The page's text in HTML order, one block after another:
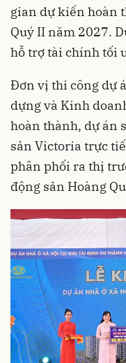
gian dự kiến hoàn
Quý II năm 2027.
hỗ trợ tài chính tối
Đơn vị thi công dự
dựng và Kinh
hoàn thành, dự án
sản Victoria trực
phân phối ra thị
động sản Hoàng